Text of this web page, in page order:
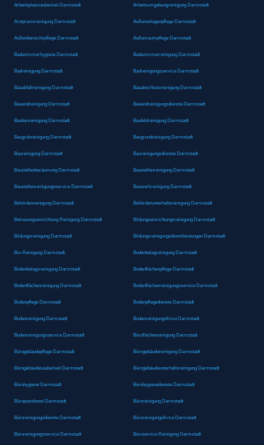
Arbeitsplatzsauberkeit Darmstadt Arbeitsumgebungreinigung Darmstadt
Arztpraxisreinigung Darmstadt Außenanlagenpflege Darmstadt
Außenbereichspflege Darmstadt Außenraumpflege Darmstadt
Badezimmerhygiene Darmstadt Badezimmerreinigung Darmstadt
Badreinigung Darmstadt Badreinigungsservice Darmstadt
Bauabfallreinigung Darmstadt Bauabschlussreinigung Darmstadt
Bauendreinigung Darmstadt Bauendreinigungsdienste Darmstadt
Baufeinreinigung Darmstadt Baufeldreinigung Darmstadt
Baugrobreinigung Darmstadt Baugrundreinigung Darmstadt
Baureinigung Darmstadt Baureinigungsdienste Darmstadt
Baustellenberäumung Darmstadt Baustellenreinigung Darmstadt
Baustellenreinigungsservice Darmstadt Bauwerkreinigung Darmstadt
Behördenreinigung Darmstadt Behördenunterhaltsreinigung Darmstadt
Betreuungseinrichtung Reinigung Darmstadt Bildungseinrichtungsreinigung Darmstadt
Bildungsreinigung Darmstadt Bildungsreinigungsdienstleistungen Darmstadt
Bio-Reinigung Darmstadt Bodenbelagreinigung Darmstadt
Bodenbelagsreinigung Darmstadt Bodenflächenpflege Darmstadt
Bodenflächenreinigung Darmstadt Bodenflächenreinigungsservice Darmstadt
Bodenpflege Darmstadt Bodenpflegedienste Darmstadt
Bodenreinigung Darmstadt Bodenreinigungsfirma Darmstadt
Bodenreinigungsservice Darmstadt Büroflächenreinigung Darmstadt
Bürogebäudepflege Darmstadt Bürogebäudereinigung Darmstadt
Bürogebäudesauberkeit Darmstadt Bürogebäudeunterhaltsreinigung Darmstadt
Bürohygiene Darmstadt Bürohygienedienste Darmstadt
Büroputzdienst Darmstadt Büroreinigung Darmstadt
Büroreinigungsdienste Darmstadt Büroreinigungsfirma Darmstadt
Büroreinigungsservice Darmstadt Büroservice Reinigung Darmstadt